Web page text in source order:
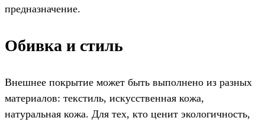
предназначение.
Обивка и стиль
Внешнее покрытие может быть выполнено из разных
материалов: текстиль, искусственная кожа,
натуральная кожа. Для тех, кто ценит экологичность,